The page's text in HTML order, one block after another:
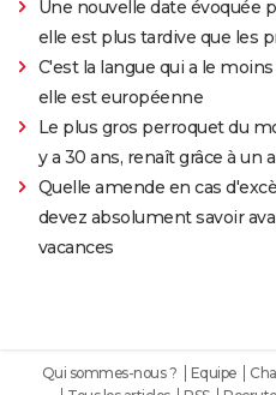
Une nouvelle date évoquée
elle est plus tardive que les
C'est la langue qui a le
elle est européenne
Le plus gros perroquet du
y a 30 ans, renaît grâce à un
Quelle amende en cas
devez absolument savoir
vacances
Qui sommes-nous ? Equipe